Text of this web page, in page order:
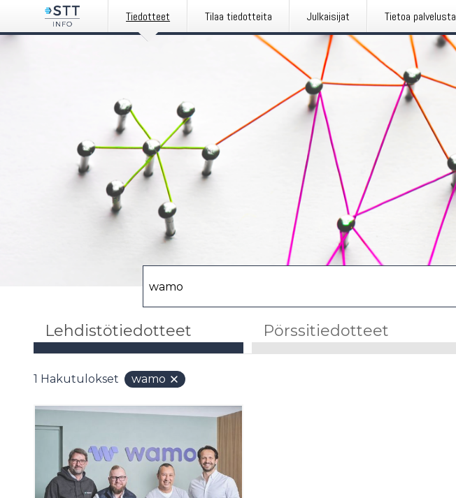
Tiedotteet Tilaa tiedotteita Julkaisijat Tietoa palvelusta
Lehdistötiedotteet Pörssitiedotteet
1 Hakutulokset wamo